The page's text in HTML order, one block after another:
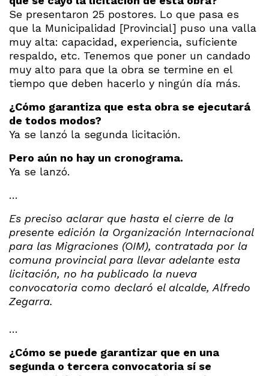
Se presentaron 25 postores. Lo que pasa es
que la Municipalidad [Provincial] puso una valla
muy alta: capacidad, experiencia, suficiente
respaldo, etc. Tenemos que poner un candado
muy alto para que la obra se termine en el
tiempo que deben hacerlo y ningún día más.
¿Cómo garantiza que esta obra se ejecutará
de todos modos?
Ya se lanzó la segunda licitación.
Pero aún no hay un cronograma.
Ya se lanzó.
…
Es preciso aclarar que hasta el cierre de la
presente edición la Organización Internacional
para las Migraciones (OIM), contratada por la
comuna provincial para llevar adelante esta
licitación, no ha publicado la nueva
convocatoria como declaró el alcalde, Alfredo
Zegarra.
…
¿Cómo se puede garantizar que en una
segunda o tercera convocatoria sí se